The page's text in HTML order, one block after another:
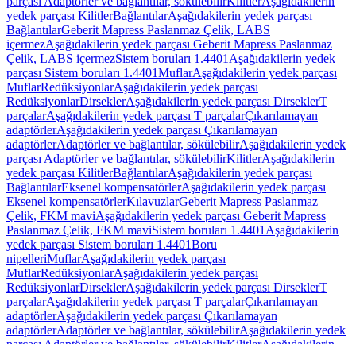
yedek parçası KilitlerBağlantılarAşağıdakilerin yedek parçası
BağlantılarGeberit Mapress Paslanmaz Çelik, LABS
içermezAşağıdakilerin yedek parçası Geberit Mapress Paslanmaz
Çelik, LABS içermezSistem boruları 1.4401 Aşağıdakilerin yedek
parçası Sistem boruları 1.4401MuflarAşağıdakilerin yedek parçası
MuflarRedüksiyonlarAşağıdakilerin yedek parçası
RedüksiyonlarDirseklerAşağıdakilerin yedek parçası DirseklerT
parçalarAşağıdakilerin yedek parçası T parçalarÇıkarılamayan
adaptörlerAşağıdakilerin yedek parçası Çıkarılamayan
adaptörlerAdaptörler ve bağlantılar, sökülebilirAşağıdakilerin yedek
parçası Adaptörler ve bağlantılar, sökülebilirKilitlerAşağıdakilerin
yedek parçası KilitlerBağlantılarAşağıdakilerin yedek parçası
BağlantılarEksenel kompensatörlerAşağıdakilerin yedek parçası
Eksenel kompensatörlerKılavuzlarGeberit Mapress Paslanmaz
Çelik, FKM maviAşağıdakilerin yedek parçası Geberit Mapress
Paslanmaz Çelik, FKM maviSistem boruları 1.4401 Aşağıdakilerin
yedek parçası Sistem boruları 1.4401Boru
nipelleriMuflarAşağıdakilerin yedek parçası
MuflarRedüksiyonlarAşağıdakilerin yedek parçası
RedüksiyonlarDirseklerAşağıdakilerin yedek parçası DirseklerT
parçalarAşağıdakilerin yedek parçası T parçalarÇıkarılamayan
adaptörlerAşağıdakilerin yedek parçası Çıkarılamayan
adaptörlerAdaptörler ve bağlantılar, sökülebilirAşağıdakilerin yedek